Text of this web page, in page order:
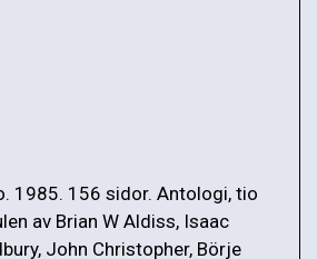
1985. 156 sidor. Antologi, tio
av Brian W Aldiss, Isaac
John Christopher, Börje